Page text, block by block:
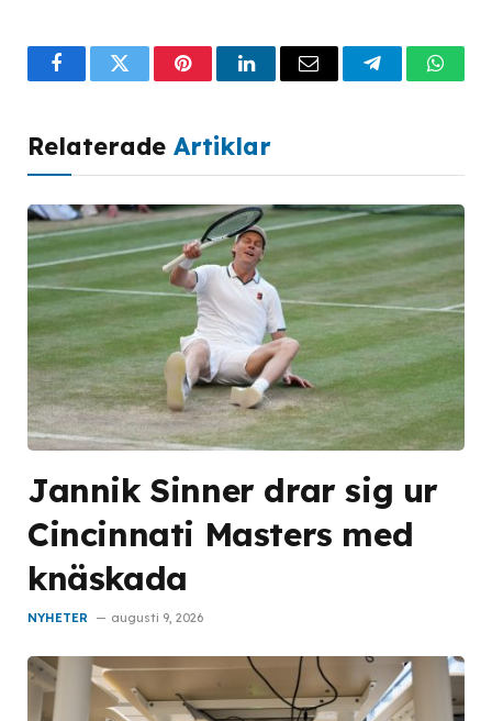
FacebookTwitterPinterestLinkedInEmail Telegram
Relaterade Artiklar
Jannik Sinner drar sig ur
Cincinnati Masters med
knäskada
NYHETER augusti 9, 2026